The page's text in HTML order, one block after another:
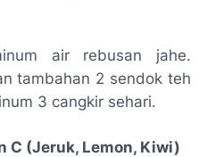
air rebusan jahe.
tambahan 2 sendok teh
3 cangkir sehari.
C (Jeruk, Lemon, Kiwi)